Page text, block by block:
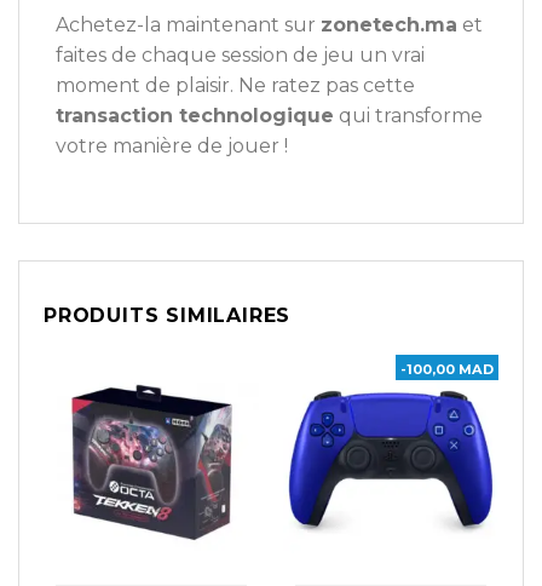
Achetez-la maintenant sur zonetech.ma et
faites de chaque session de jeu un vrai
moment de plaisir. Ne ratez pas cette
transaction technologique qui transforme
votre manière de jouer !
PRODUITS SIMILAIRES
-100,00 MAD